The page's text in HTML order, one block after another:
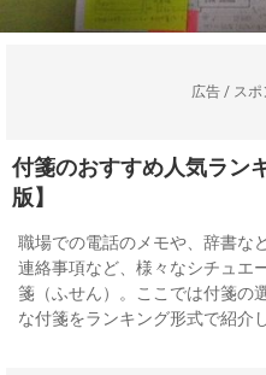
広告 / スポ
付箋のおすすめ人気ラン
版】
職場での電話のメモや、辞書な
連絡事項など、様々なシチュエ
箋（ふせん）。ここでは付箋の
な付箋をランキング形式で紹介